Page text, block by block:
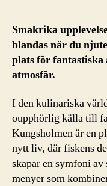
Smakrika
blandas när du
plats för fantastiska
atmosfär.
I den kulinariska
oupphörlig källa till
Kungsholmen är en
nytt liv, där fiskens
skapar en symfoni
menyer som